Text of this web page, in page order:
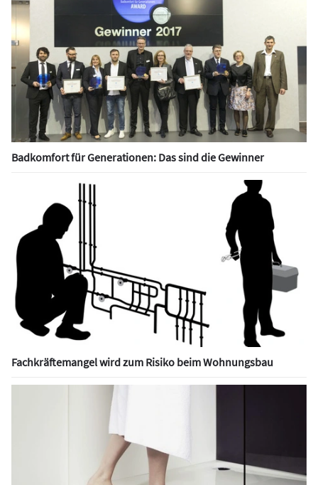
Badkomfort für Generationen: Das sind die Gewinner
Fachkräftemangel wird zum Risiko beim Wohnungsbau